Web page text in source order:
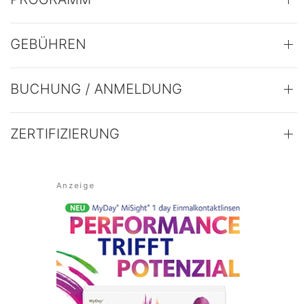
GEBÜHREN
BUCHUNG / ANMELDUNG
ZERTIFIZIERUNG